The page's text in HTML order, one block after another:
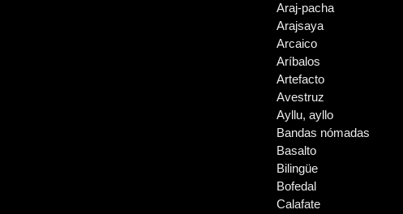
Araj-pacha
Arajsaya
Arcaico
Aríbalos
Artefacto
Avestruz
Ayllu, ayllo
Bandas nómadas
Basalto
Bilingüe
Bofedal
Calafate